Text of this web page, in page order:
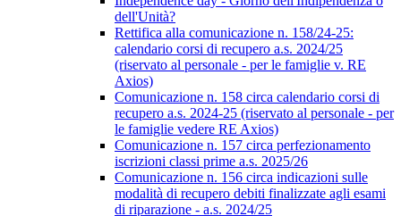
dell'Unità?
Rettifica alla comunicazione n. 158/24-25:
calendario corsi di recupero a.s. 2024/25
(riservato al personale - per le famiglie v. RE
Axios)
Comunicazione n. 158 circa calendario corsi di
recupero a.s. 2024-25 (riservato al personale - per
le famiglie vedere RE Axios)
Comunicazione n. 157 circa perfezionamento
iscrizioni classi prime a.s. 2025/26
Comunicazione n. 156 circa indicazioni sulle
modalità di recupero debiti finalizzate agli esami
di riparazione - a.s. 2024/25